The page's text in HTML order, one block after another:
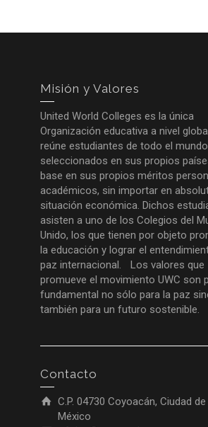
Misión y Valores
United World Colleges es la única
Organización educativa a nivel
reúne estudiantes de todo el mundo
seleccionados en sus propios
base en sus propios méritos
académicos, sin importar en
situación económica. Dichos
asisten a uno de los Colegios del
Unido, los que tienen por objeto
la educación y lograr el
paz internacional. Los valores que
promueve el movimiento UWC son
fundamental no sólo para la paz
también para un futuro sostenible.
Contacto
C.P. 04730 Coyoacán, Ciudad de
México